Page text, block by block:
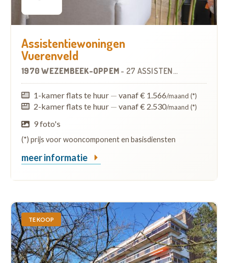
Assistentiewoningen
Vuerenveld
1970 WEZEMBEEK-OPPEM - 27 ASSISTENTIEWONINGEN
1-kamer flats te huur — vanaf € 1.566/maand (*)
2-kamer flats te huur — vanaf € 2.530/maand (*)
9 foto's
(*) prijs voor wooncomponent en basisdiensten
meer informatie
TE KOOP